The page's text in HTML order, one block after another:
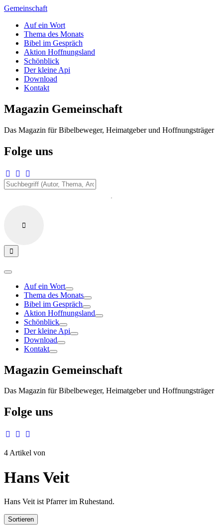
Zum
springen
Gemeinschaft
Auf ein Wort
Thema des Monats
Bibel im Gespräch
Aktion Hoffnungsland
Schönblick
Der kleine Api
Download
Kontakt
Magazin Gemeinschaft
Das Magazin für Bibelbeweger, Heimatgeber und Hoffnungsträger
Folge uns
Auf ein Wort
Thema des Monats
Bibel im Gespräch
Aktion Hoffnungsland
Schönblick
Der kleine Api
Download
Kontakt
Magazin Gemeinschaft
Das Magazin für Bibelbeweger, Heimatgeber und Hoffnungsträger
Folge uns
4 Artikel von
Hans Veit
Hans Veit ist Pfarrer im Ruhestand.
Sortieren